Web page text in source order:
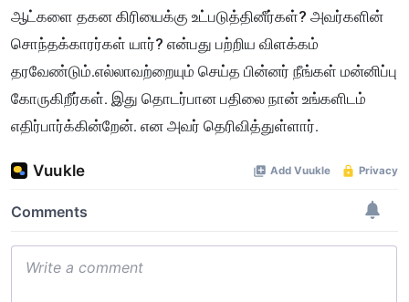
ஆட்களை தகன கிரியைக்கு உட்படுத்தினீர்கள்? அவர்களின்
சொந்தக்காரர்கள் யார்? என்பது பற்றிய விளக்கம்
தரவேண்டும்.எல்லாவற்றையும் செய்த பின்னர் நீங்கள் மன்னிப்பு
கோருகிறீர்கள். இது தொடர்பான பதிலை நான் உங்களிடம்
எதிர்பார்க்கின்றேன். என அவர் தெரிவித்துள்ளார்.